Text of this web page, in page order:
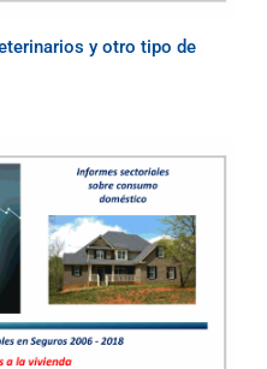
y otro tipo de